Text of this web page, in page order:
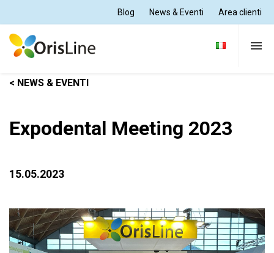
Blog News & Eventi Area clienti
Per Dentisti
Per Odontotecnici
Tutte le soluzioni
Supporto e formazione
< NEWS & EVENTI
Expodental Meeting 2023
15.05.2023